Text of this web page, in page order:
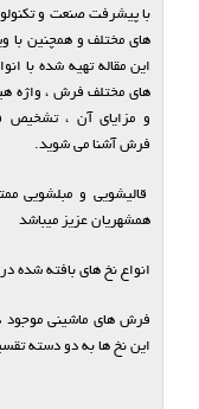
گالری
درباره ما
تماس با ما
در خواست سرویس
با پیشرفت صنعت و
های مختلف و همچنین با
این مقاله تهیه شده با
های مختلف فرش ، واژه
و مزایای آن ، تشخیص
فرش آشنا می شوید.
قالیشویی و مبلشویی
همشهریان عزیز میباشد
انواع نخ های بافته شده
فرش های ماشینی موجود
این نخ ها به دو دسته